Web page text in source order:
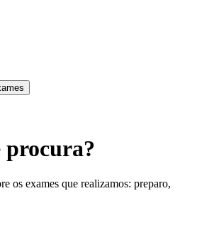
procura?
os exames que realizamos: preparo,